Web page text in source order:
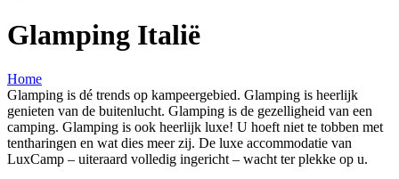
Glamping Italië
Home
Glamping is dé trends op kampeergebied. Glamping is heerlijk
genieten van de buitenlucht. Glamping is de gezelligheid van een
camping. Glamping is ook heerlijk luxe! U hoeft niet te tobben met
tentharingen en wat dies meer zij. De luxe accommodatie van
LuxCamp – uiteraard volledig ingericht – wacht ter plekke op u.